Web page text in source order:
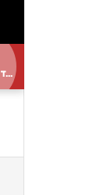
Як журналісти рятувалися від російських ракет. Конференція НСЖУ в Дніпрі